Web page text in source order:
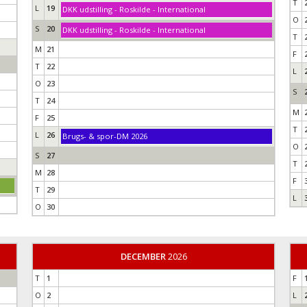
L 19
DKK udstilling - Roskilde - International
S
20
DKK udstilling - Roskilde - International
M 21
T
22
O
23
T
24
F
25
L
26
Brugs- & spor-DM 2026
S
27
M 28
T
29
O 30
T
O
T
F
L
S
M
T
O
T
F
L
DECEMBER2026
T
1
O
2
F
L